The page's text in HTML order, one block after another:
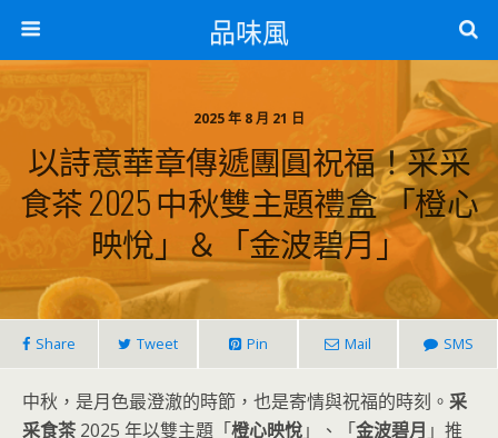
品味風
2025 年 8 月 21 日
以詩意華章傳遞團圓祝福！采采
食茶 2025 中秋雙主題禮盒 「橙心
映悅」＆「金波碧月」
Share Tweet Pin Mail SMS
中秋，是月色最澄澈的時節，也是寄情與祝福的時刻。 采
采食茶 2025 年以雙主題「橙心映悅」、「金波碧月 」推